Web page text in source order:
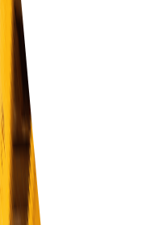
для
цепочки поставок.